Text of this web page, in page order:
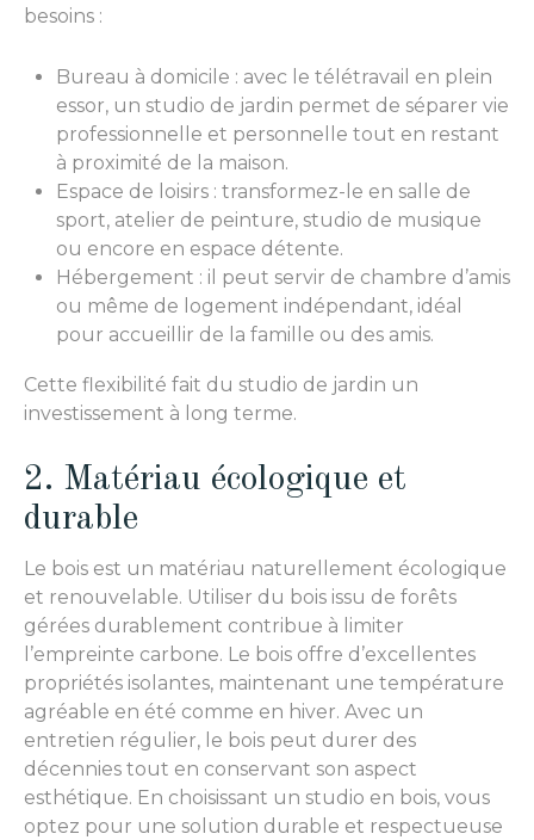
besoins :
Bureau à domicile : avec le télétravail en plein
essor, un studio de jardin permet de séparer vie
professionnelle et personnelle tout en restant
à proximité de la maison.
Espace de loisirs : transformez-le en salle de
sport, atelier de peinture, studio de musique
ou encore en espace détente.
Hébergement : il peut servir de chambre d’amis
ou même de logement indépendant, idéal
pour accueillir de la famille ou des amis.
Cette flexibilité fait du studio de jardin un
investissement à long terme.
2. Matériau écologique et
durable
Le bois est un matériau naturellement écologique
et renouvelable. Utiliser du bois issu de forêts
gérées durablement contribue à limiter
l’empreinte carbone. Le bois offre d’excellentes
propriétés isolantes, maintenant une température
agréable en été comme en hiver. Avec un
entretien régulier, le bois peut durer des
décennies tout en conservant son aspect
esthétique. En choisissant un studio en bois, vous
optez pour une solution durable et respectueuse